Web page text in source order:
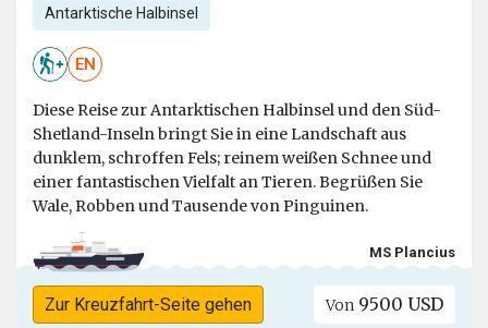
Antarktische Halbinsel
EN
Diese Reise zur Antarktischen Halbinsel und den Süd-
Shetland-Inseln bringt Sie in eine Landschaft aus
dunklem, schroffen Fels; reinem weißen Schnee und
einer fantastischen Vielfalt an Tieren. Begrüßen Sie
Wale, Robben und Tausende von Pinguinen.
MS Plancius
Zur Kreuzfahrt-Seite gehen Von 9500 USD